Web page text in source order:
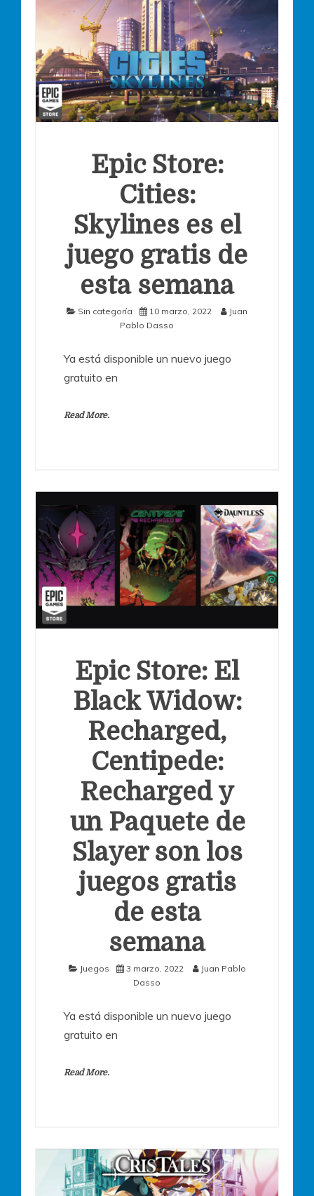
Epic Store:
Cities:
Skylines es el
juego gratis de
esta semana
Sin categoría 10 marzo, 2022
Juan
Pablo Dasso
Ya está disponible un nuevo juego
gratuito en
Read More.
Epic Store: El
Black Widow:
Recharged,
Centipede:
Recharged y
un Paquete de
Slayer son los
juegos gratis
de esta
semana
Juegos 3 marzo, 2022
Juan Pablo
Dasso
Ya está disponible un nuevo juego
gratuito en
Read More.